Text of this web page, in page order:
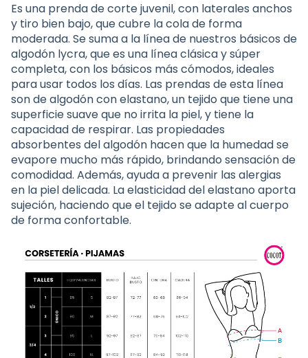
Es una prenda de corte juvenil, con laterales anchos
y tiro bien bajo, que cubre la cola de forma
moderada. Se suma a la línea de nuestros básicos de
algodón lycra, que es una línea clásica y súper
completa, con los básicos más cómodos, ideales
para usar todos los días. Las prendas de esta línea
son de algodón con elastano, un tejido que tiene una
superficie suave que no irrita la piel, y tiene la
capacidad de respirar. Las propiedades
absorbentes del algodón hacen que la humedad se
evapore mucho más rápido, brindando sensación de
comodidad. Además, ayuda a prevenir las alergias
en la piel delicada. La elasticidad del elastano aporta
sujeción, haciendo que el tejido se adapte al cuerpo
de forma confortable.